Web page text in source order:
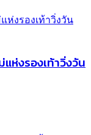
แห่งรองเท้าวิ่งวัน